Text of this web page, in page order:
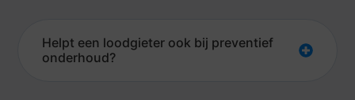
Helpt een loodgieter ook bij preventief
onderhoud?